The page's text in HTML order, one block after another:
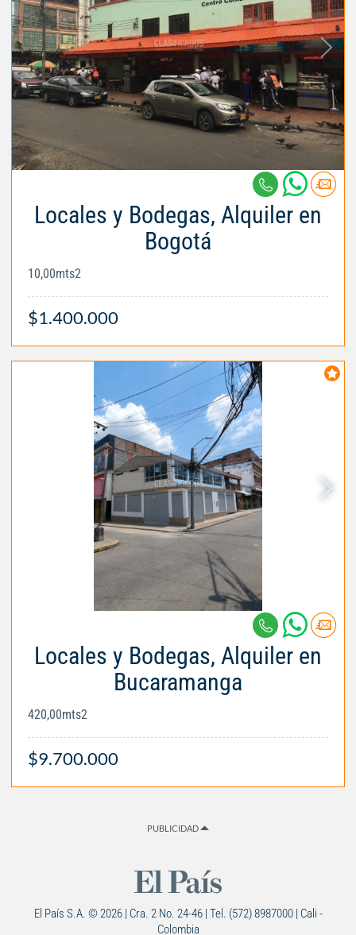
Locales y Bodegas, Alquiler en
Bogotá
10,00mts2
$1.400.000
Locales y Bodegas, Alquiler en
Bucaramanga
420,00mts2
$9.700.000
PUBLICIDAD
El País S.A. © 2026 | Cra. 2 No. 24-46 | Tel. (572) 8987000 | Cali -
Colombia